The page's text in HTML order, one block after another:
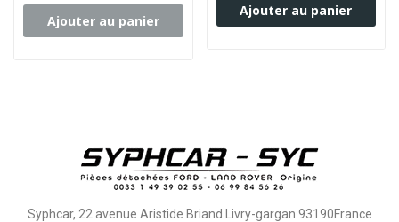
Ajouter au panier
Ajouter au panier
Syphcar, 22 avenue Aristide Briand Livry-gargan 93190France